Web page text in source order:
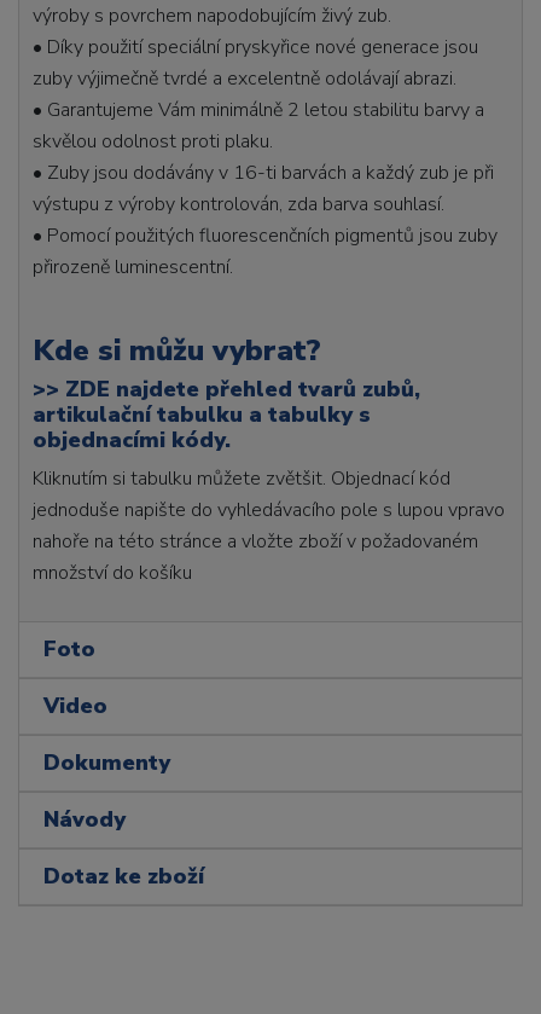
výroby s povrchem napodobujícím živý zub.
• Díky použití speciální pryskyřice nové generace jsou
zuby výjimečně tvrdé a excelentně odolávají abrazi.
• Garantujeme Vám minimálně 2 letou stabilitu barvy a
skvělou odolnost proti plaku.
• Zuby jsou dodávány v 16-ti barvách a každý zub je při
výstupu z výroby kontrolován, zda barva souhlasí.
• Pomocí použitých fluorescenčních pigmentů jsou zuby
přirozeně luminescentní.
Kde si můžu vybrat?
>> ZDE najdete přehled tvarů zubů,
artikulační tabulku a tabulky s
objednacími kódy.
Kliknutím si tabulku můžete zvětšit. Objednací kód
jednoduše napište do vyhledávacího pole s lupou vpravo
nahoře na této stránce a vložte zboží v požadovaném
množství do košíku
Foto
Video
Dokumenty
Návody
Dotaz ke zboží